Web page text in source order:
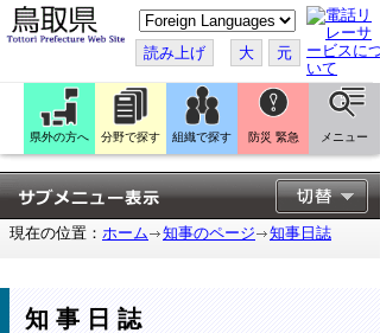
こ
の
ペ
ー
ジ
翻
訳
す
る
読み上げ 大 元
県外の方へ 分野で探す 組織で探す 防災 緊急 メニュー
現在の位置： ホーム 知事のページ 知事日誌
知事日誌